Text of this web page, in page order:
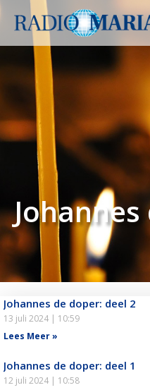
Johannes de doper: deel 2
13 juli 2024
10:59
Lees Meer »
Johannes de doper: deel 1
12 juli 2024
10:58